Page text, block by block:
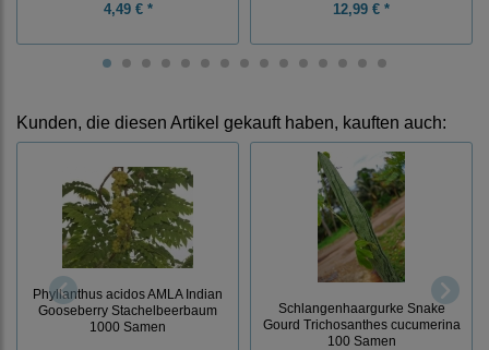
4,49 € * 12,99 € *
Kunden, die diesen Artikel gekauft haben, kauften auch:
Phyllanthus acidos AMLA Indian
Gooseberry Stachelbeerbaum
1000 Samen
Schlangenhaargurke Snake
Gourd Trichosanthes cucumerina
100 Samen